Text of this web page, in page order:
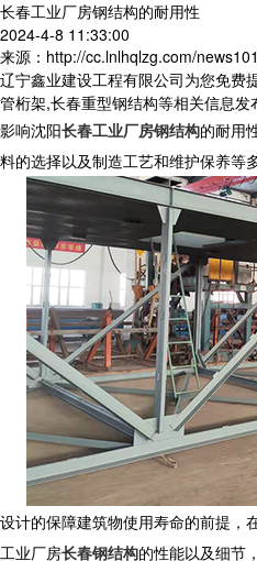
长春工业厂房钢结构的耐用性
2024-4-8 11:33:00
来源：http://cc.lnlhqlzg.com/
辽宁鑫业建设工程有限公司为您免费
管桁架,长春重型钢结构等相关信息发
影响沈阳长春工业厂房钢结构的耐用
料的选择以及制造工艺和维护保养等
设计的保障建筑物使用寿命的前提，
工业厂房长春钢结构的性能以及细节